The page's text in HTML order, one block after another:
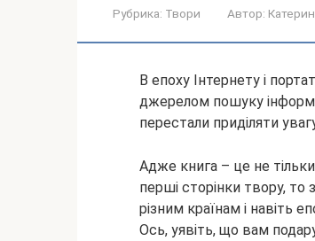
Рубрика: Твори Автор:
В епоху Інтернету і
джерелом пошуку
перестали приділяти
Адже книга – це не
перші сторінки твору,
різним країнам і навіть
Ось, уявіть, що вам